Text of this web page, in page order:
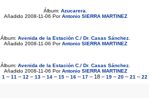
Álbum: Azucarera
Añadido 2008-11-06 PorAntonio SIERRA MARTINEZ
Álbum: Avenida de la Estación C./ Dr. Casas Sánchez
Añadido 2008-11-06 PorAntonio SIERRA MARTINEZ
Álbum: Avenida de la Estación C./ Dr. Casas Sánchez
Añadido 2008-11-06 PorAntonio SIERRA MARTINEZ
1 – 11 – 12 – 13 – 14 – 15 – 16 – 17 – 18 – 19 – 20 – 21 – 22